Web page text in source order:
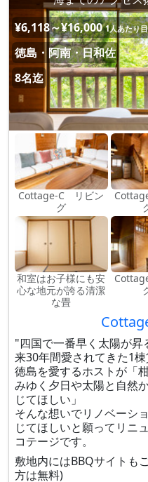
¥6,118～¥16,000 1人あたり
徳島・阿南・日和佐
8名迄
Cottage-C リビン
グ
和室はお子様にも安
心な地元が誇る清潔
な畳
"四国で一番早く太陽が昇
来30年間愛されてきた1棟
徳島を愛するホストが「
みゆく夕日や太陽と自然
じてほしい」
そんな想いでリノベーシ
じてほしいと願ってリニ
コテージです。
敷地内にはBBQサイトも
方は無料)